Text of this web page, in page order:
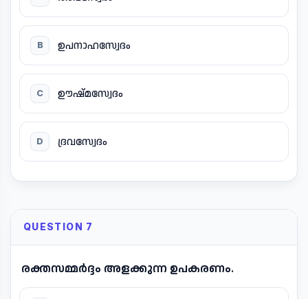
B ഉപനാഹസ്വേദം
C ഊഷ്മസ്വേദം
D ദ്രവസ്വേദം
QUESTION 7
രക്തസമ്മർദ്ദം അളക്കുന്ന ഉപകരണം.